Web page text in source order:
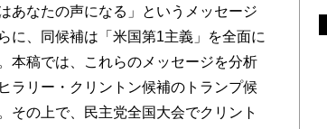
あなたの声になる」というメッセージ
に、同候補は「米国第1主義」を全面に
本稿では、これらのメッセージを分析
ラリー・クリントン候補のトランプ候
その上で、民主党全国大会でクリント